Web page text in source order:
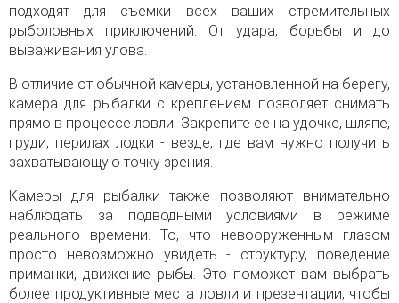
подходят для съемки всех ваших стремительных
рыболовных приключений. От удара, борьбы и до
вываживания улова.
В отличие от обычной камеры, установленной на берегу,
камера для рыбалки с креплением позволяет снимать
прямо в процессе ловли. Закрепите ее на удочке, шляпе,
груди, перилах лодки - везде, где вам нужно получить
захватывающую точку зрения.
Камеры для рыбалки также позволяют внимательно
наблюдать за подводными условиями в режиме
реального времени. То, что невооруженным глазом
просто невозможно увидеть - структуру, поведение
приманки, движение рыбы. Это поможет вам выбрать
более продуктивные места ловли и презентации, чтобы